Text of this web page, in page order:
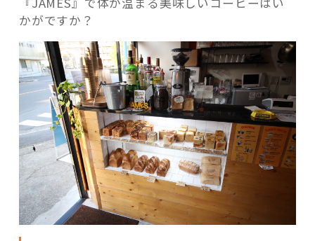
記事検索
メ
カ
ン
な
フ
ェ
【JAMES】
で
朝
か
かがですか？